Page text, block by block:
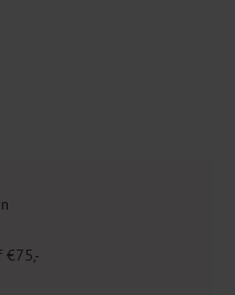
€75,-